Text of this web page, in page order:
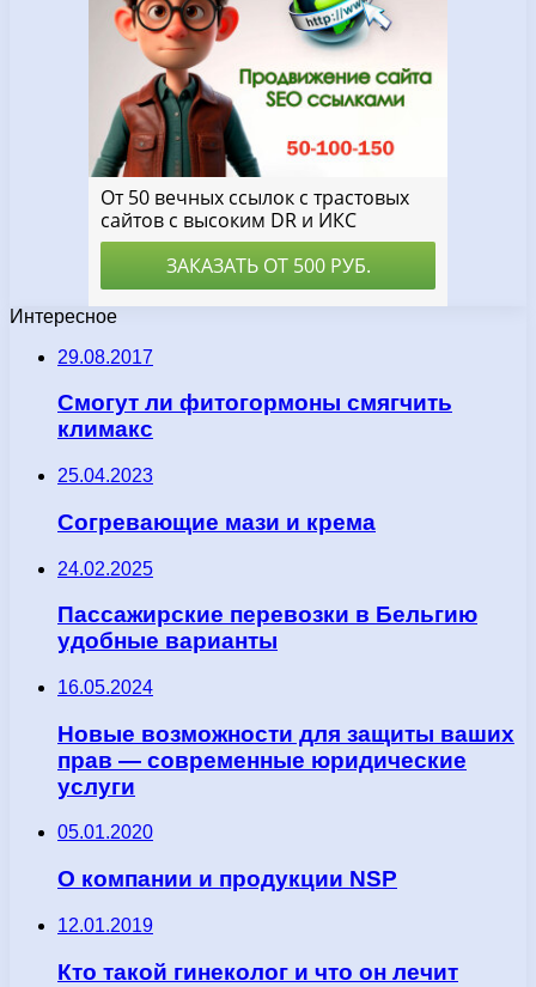
Интересное
29.08.2017
Смогут ли фитогормоны смягчить
климакс
25.04.2023
Согревающие мази и крема
24.02.2025
Пассажирские перевозки в Бельгию
удобные варианты
16.05.2024
Новые возможности для защиты ваших
прав — современные юридические
услуги
05.01.2020
О компании и продукции NSP
12.01.2019
Кто такой гинеколог и что он лечит